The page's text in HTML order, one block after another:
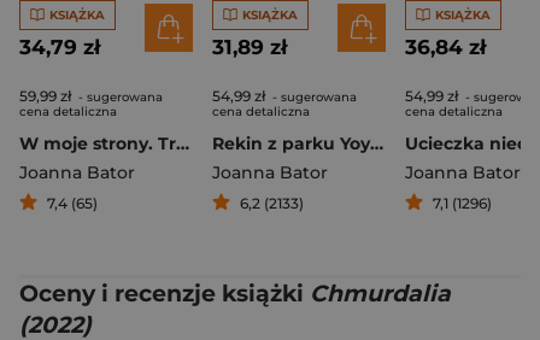
KSIĄŻKA
34,79 zł
59,99 zł - sugerowana
cena detaliczna
W moje strony. Trzy wyprawy w stronę wyobraźni, współczucia i troski
Joanna Bator
7,4 (65)
KSIĄŻKA
31,89 zł
54,99 zł - sugerowana
cena detaliczna
Rekin z parku Yoyogi
Joanna Bator
6,2 (2133)
KSIĄŻKA
36,84 zł
54,99 zł -
cena detaliczna
Joanna Bator
7,1 (1296)
Oceny i recenzje książki Chmurdalia
(2022)